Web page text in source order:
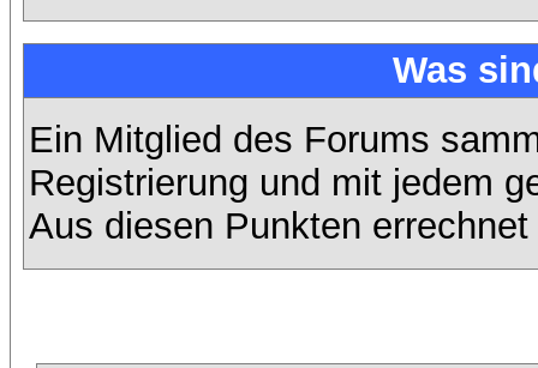
Was
Ein Mitglied des Forums
Registrierung und mit jedem
Aus diesen Punkten